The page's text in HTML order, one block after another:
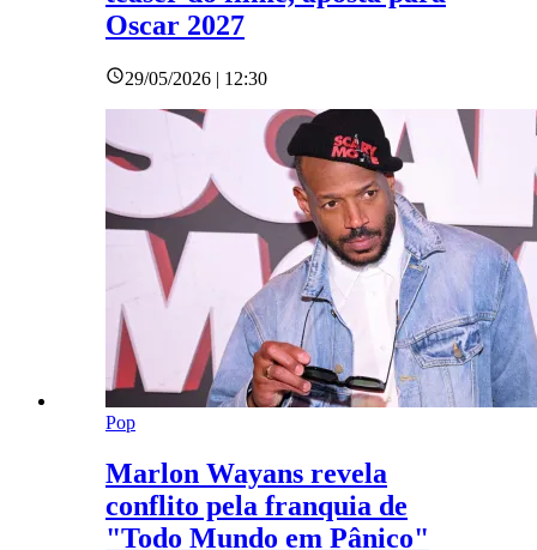
Oscar 2027
29/05/2026 | 12:30
Pop
Marlon Wayans revela
conflito pela franquia de
"Todo Mundo em Pânico"